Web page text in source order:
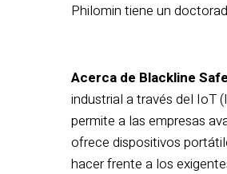
Philomin tiene un
Acerca de Blackline
industrial a través del IoT
permite a las empresas
ofrece dispositivos
hacer frente a los